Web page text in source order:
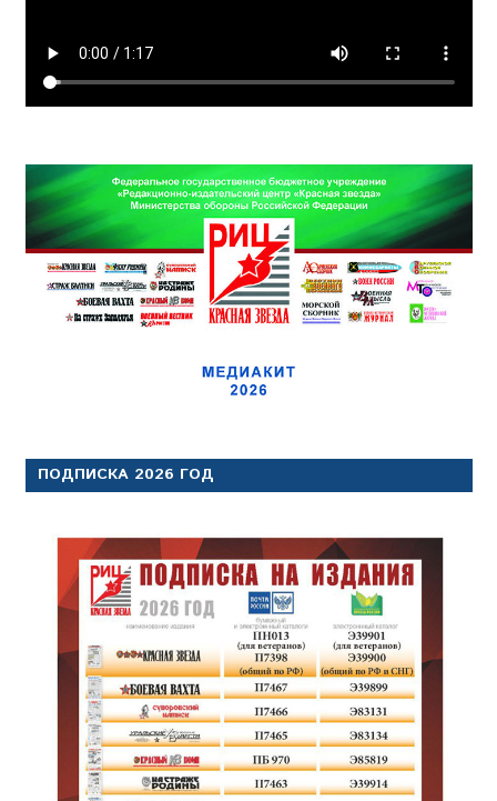
ПОДПИСКА 2026 ГОД